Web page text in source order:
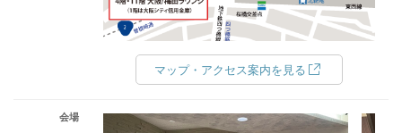
マップ・アクセス案内を見る
会場